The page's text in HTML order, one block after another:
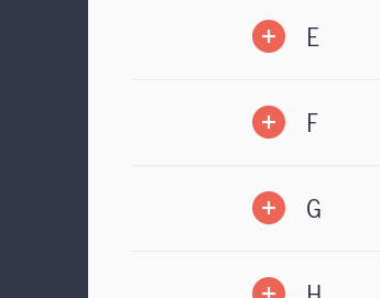
E
F
G